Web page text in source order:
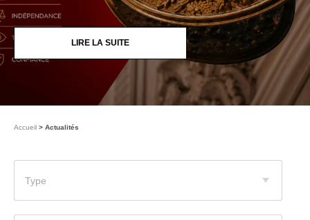
LIRE LA SUITE
Accueil Actualités
Type